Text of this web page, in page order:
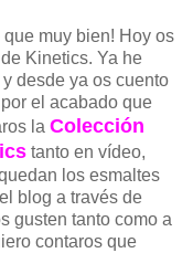
muy bien! Hoy os
Kinetics. Ya he
desde ya os cuento
el acabado que
la Colección
tanto en vídeo,
los esmaltes
blog a través de
gusten tanto como a
contaros que